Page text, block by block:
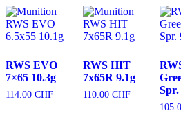
RWS EVO
7×65 10.3g
114.00 CHF
RWS HIT
7x65R 9.1g
110.00 CHF
Spr.